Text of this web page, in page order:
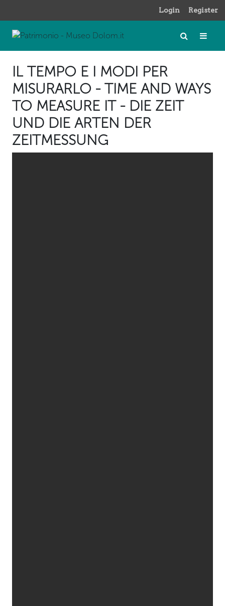
Login Register
IL TEMPO E I MODI PER
MISURARLO - TIME AND WAYS
TO MEASURE IT - DIE ZEIT
UND DIE ARTEN DER
ZEITMESSUNG